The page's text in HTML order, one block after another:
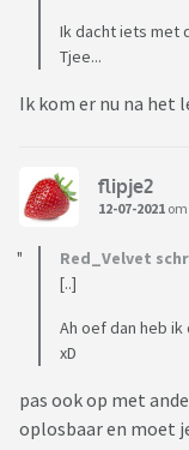
Ik dacht iets met
Tjee...
Ik kom er nu na het
flipje2
12-07-2021
Red_Velvet
[..]
Ah oef dan heb
xD
pas ook op met
oplosbaar en moet